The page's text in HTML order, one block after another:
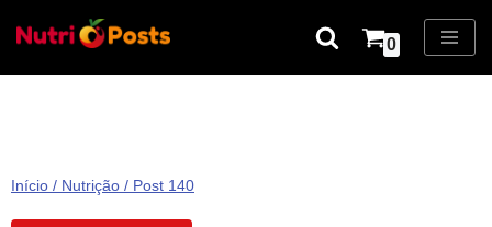
0
Início / Nutrição / Post 140